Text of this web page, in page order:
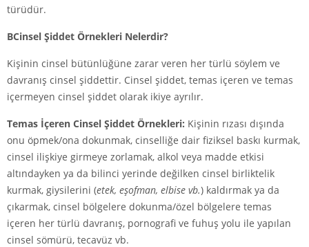
türüdür.
BCinsel Şiddet Örnekleri Nelerdir?
Kişinin cinsel bütünlüğüne zarar veren her türlü söylem ve
davranış cinsel şiddettir. Cinsel şiddet, temas içeren ve temas
içermeyen cinsel şiddet olarak ikiye ayrılır.
Temas İçeren Cinsel Şiddet Örnekleri: Kişinin rızası dışında
onu öpmek/ona dokunmak, cinselliğe dair fiziksel baskı kurmak,
cinsel ilişkiye girmeye zorlamak, alkol veya madde etkisi
altındayken ya da bilinci yerinde değilken cinsel birliktelik
kurmak, giysilerini (etek, eşofman, elbise vb.) kaldırmak ya da
çıkarmak, cinsel bölgelere dokunma/özel bölgelere temas
içeren her türlü davranış, pornografi ve fuhuş yolu ile yapılan
cinsel sömürü, tecavüz vb.